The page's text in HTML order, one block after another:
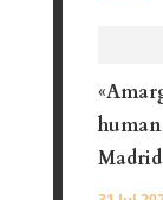
Madrid